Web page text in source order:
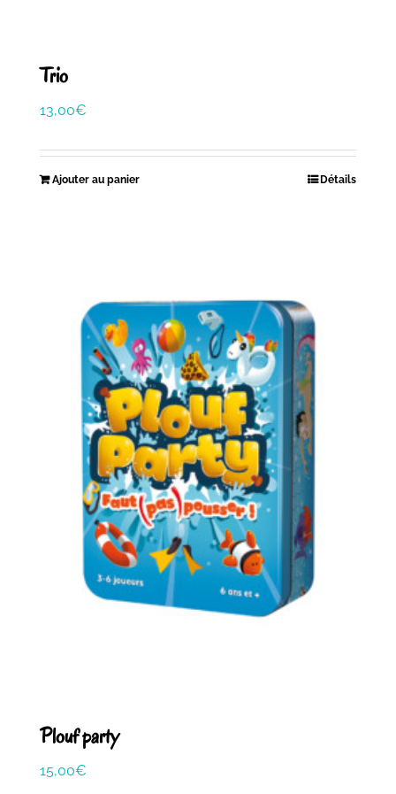
Trio
13,00€
Ajouter au panier Détails
Plouf party
15,00€